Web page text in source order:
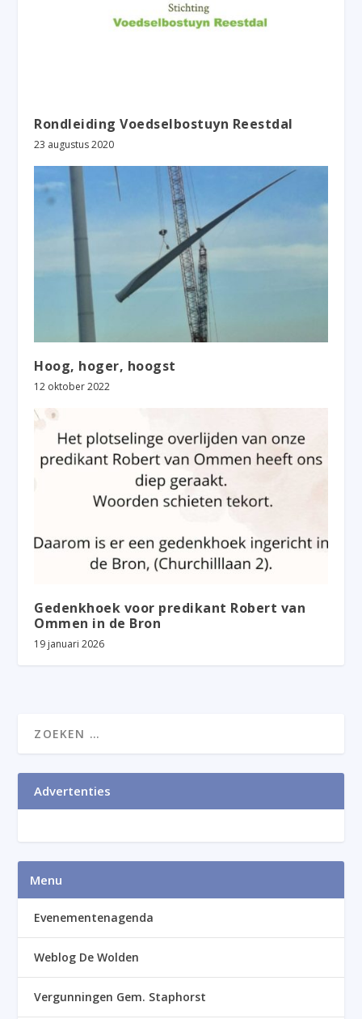
Rondleiding Voedselbostuyn Reestdal
23 augustus 2020
Hoog, hoger, hoogst
12 oktober 2022
Gedenkhoek voor predikant Robert van
Ommen in de Bron
19 januari 2026
Advertenties
Menu
Evenementenagenda
Weblog De Wolden
Vergunningen Gem. Staphorst